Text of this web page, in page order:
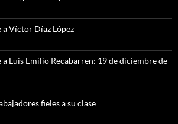
Víctor Díaz López
Luis Emilio Recabarren: 19 de diciembre de
fieles a su clase